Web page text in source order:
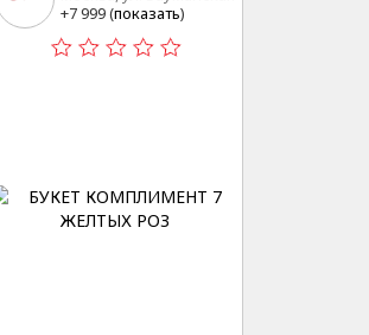
20 стр 3
+7 999 (показать)